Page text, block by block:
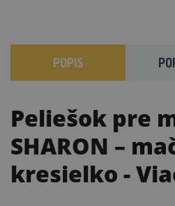
POPIS
Peliešok pre
SHARON –
kresielko -